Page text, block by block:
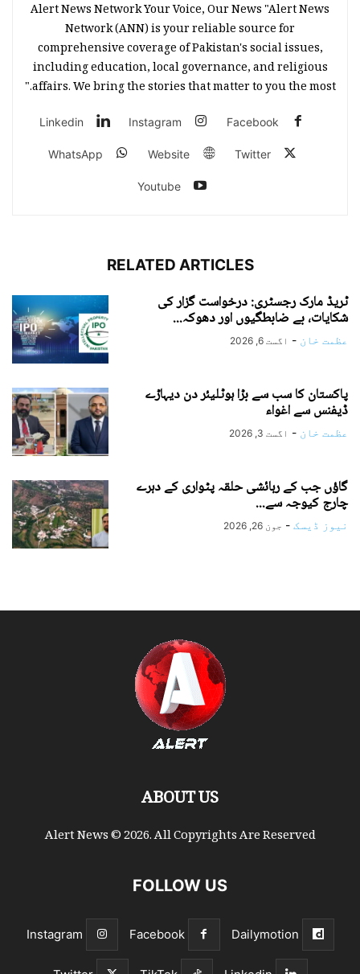
Alert News Network Your Voice, Our News "Alert News
Network (ANN) is your reliable source for
comprehensive coverage of Pakistan's social issues,
including education, local governance, and religious
affairs. We bring the stories that matter to you the most."
Facebook
Instagram
Linkedin
Twitter
Website
WhatsApp
Youtube
RELATED ARTICLES
ٹریڈ مارک رجسٹری: درخواست گزار کی
شکایات، بے ضابطگیوں اور دھوکہ...
عظمت خان - اگست 6, 2026
پاکستان کا سب سے بڑا ہوٹلیئر دن دیہاڑے
ڈیفنس سے اغواء
عظمت خان - اگست 3, 2026
گاؤں جب کے رہائشی حلقہ پٹواری کے دہرے
چارج کیوجہ سے...
نیوز ڈیسک - جون 26, 2026
ABOUT US
Alert News © 2026. All Copyrights Are Reserved
FOLLOW US
Dailymotion
Facebook
Instagram